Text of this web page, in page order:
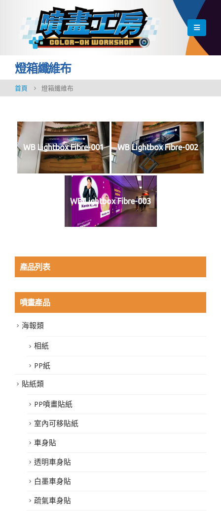
燈箱纖維布
首頁 燈箱纖維布
WB Lightbox Fibre-001 WB Lightbox Fibre-002
WB Lightbox Fibre-003
產品列表
噴畫產品
海報類
相紙
PP紙
貼紙類
PP噴畫貼紙
室內可移貼紙
車身貼
透明車身貼
白墨車身貼
疏氣車身貼